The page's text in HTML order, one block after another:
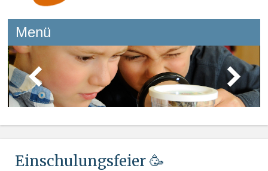
Kolpingschule Willich
Menü
Springe zum Inhalt
Einschulungsfeier 🥳